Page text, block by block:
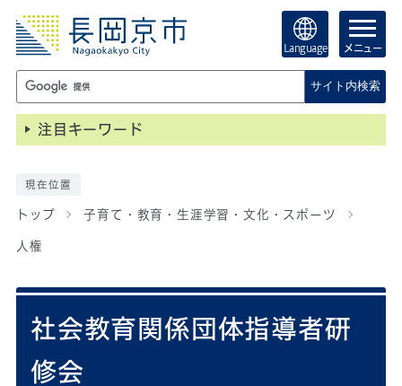
Language メニュー
サイト内検索
注目キーワード
現在位置
トップ 子育て・教育・生涯学習・文化・スポーツ
人権
社会教育関係団体指導者研
修会